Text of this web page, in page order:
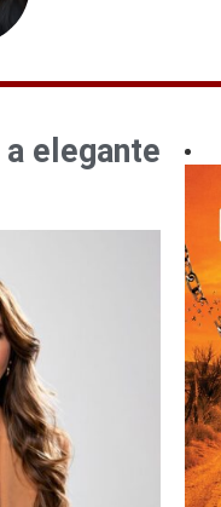
elegante